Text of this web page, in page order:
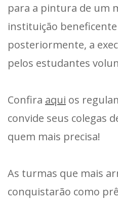
para a pintura de um
instituição beneficente
posteriormente, a
pelos estudantes
Confira aqui os
convide seus colegas
quem mais precisa!
As turmas que mais
conquistarão como